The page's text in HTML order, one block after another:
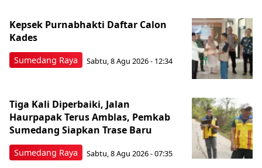
Sumedang Raya
Kepsek Purnabhakti Daftar Calon
Kades
Sabtu, 8 Agu 2026 - 12:34
Sumedang Raya
Tiga Kali Diperbaiki, Jalan
Haurpapak Terus Amblas, Pemkab
Sumedang Siapkan Trase Baru
Sabtu, 8 Agu 2026 - 07:35